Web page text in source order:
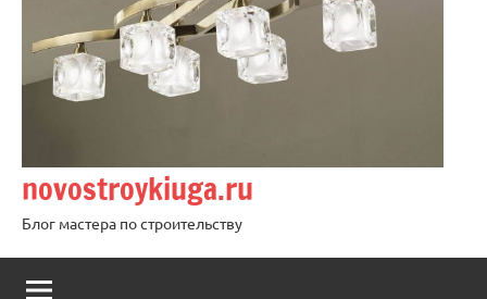
novostroykiuga.ru
Блог мастера по строительству